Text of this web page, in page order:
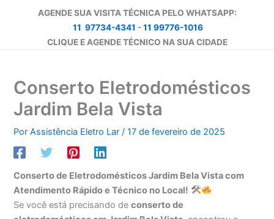
AGENDE SUA VISITA TÉCNICA PELO WHATSAPP:
11 97734-4341 -11 99776-1016
CLIQUE E AGENDE TÉCNICO NA SUA CIDADE
Conserto Eletrodomésticos
Jardim Bela Vista
PorAssistência Eletro Lar/17 de fevereiro de 2025
Conserto de Eletrodomésticos Jardim Bela Vista com
Atendimento Rápido e Técnico no Local!
Se você está precisando deconserto de